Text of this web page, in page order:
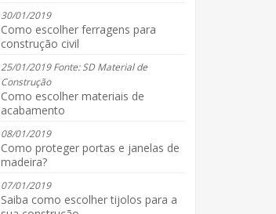
30/01/2019
Como escolher ferragens para
construção civil
25/01/2019 Fonte: SD Material de
Construção
Como escolher materiais de
acabamento
08/01/2019
Como proteger portas e janelas de
madeira?
07/01/2019
Saiba como escolher tijolos para a